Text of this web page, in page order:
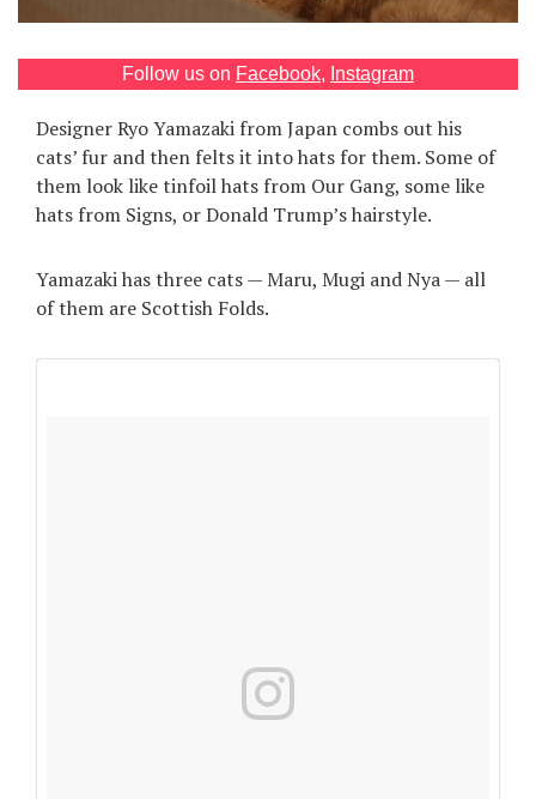
RU
UA
Follow us on Facebook, Instagram
Designer Ryo Yamazaki from Japan combs out his
cats’ fur and then felts it into hats for them. Some of
them look like tinfoil hats from Our Gang, some like
hats from Signs, or Donald Trump’s hairstyle.
Yamazaki has three cats — Maru, Mugi and Nya — all
of them are Scottish Folds.